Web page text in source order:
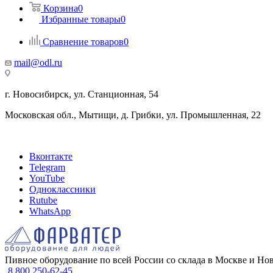
Корзина0
Избранные товары0
Сравнение товаров0
mail@odl.ru
г. Новосибирск, ул. Станционная, 54
Московская обл., Мытищи, д. Грибки, ул. Промышленная, 22
Вконтакте
Telegram
YouTube
Одноклассники
Rutube
WhatsApp
Пивное оборудование по всей России со склада в Москве и
8 800 250-62-45